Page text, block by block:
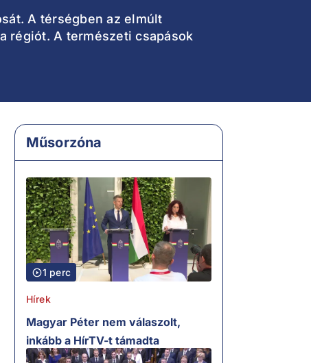
A térségben az elmúlt
régiót. A természeti csapások
Műsorzóna
1 perc
Hírek
Magyar Péter nem válaszolt,
inkább a HírTV-t támadta